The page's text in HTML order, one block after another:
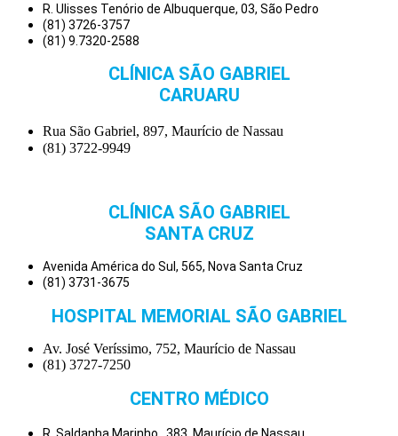
R. Ulisses Tenório de Albuquerque, 03, São Pedro
(81) 3726-3757
(81) 9.7320-2588
CLÍNICA SÃO GABRIEL
CARUARU
Rua São Gabriel, 897, Maurício de Nassau
(81) 3722-9949
CLÍNICA SÃO GABRIEL
SANTA CRUZ
Avenida América do Sul, 565, Nova Santa Cruz
(81) 3731-3675
HOSPITAL MEMORIAL SÃO GABRIEL
Av. José Veríssimo, 752, Maurício de Nassau
(81) 3727-7250
CENTRO MÉDICO
R. Saldanha Marinho , 383, Maurício de Nassau